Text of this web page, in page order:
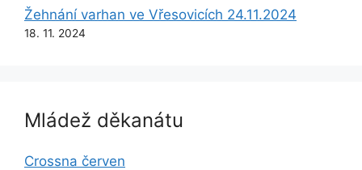
Žehnání varhan ve Vřesovicích 24.11.2024
18. 11. 2024
Mládež děkanátu
Crossna červen